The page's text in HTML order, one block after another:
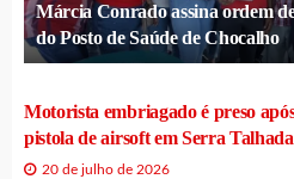
Márcia Conrado assina ordem
do Posto de Saúde de Chocalho
Motorista embriagado é preso
pistola de airsoft em Serra Talhada
20 de julho de 2026